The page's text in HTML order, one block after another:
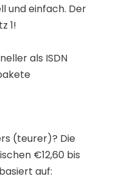
und einfach. Der
1!
als ISDN
(teurer)? Die
€12,60 bis
auf: